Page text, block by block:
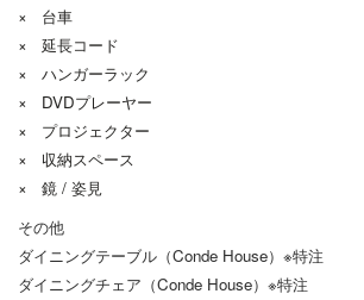
× 台車
× 延長コード
× ハンガーラック
× DVDプレーヤー
× プロジェクター
× 収納スペース
× 鏡 / 姿見
その他
ダイニングテーブル（Conde House）※特注
ダイニングチェア（Conde House）※特注